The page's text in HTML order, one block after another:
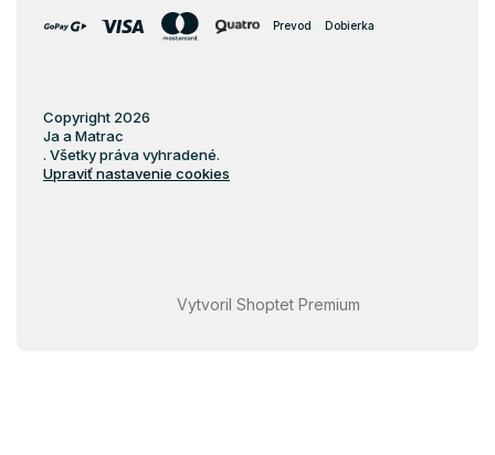
Prevod Dobierka
Vytvoril Shoptet Premium
Copyright 2026
Ja a Matrac
. Všetky práva vyhradené.
Upraviť nastavenie cookies